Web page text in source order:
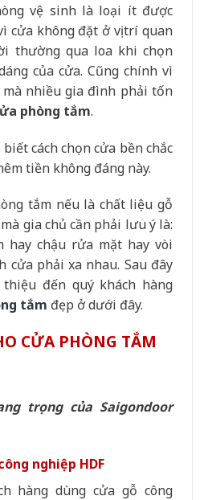
vệ sinh là loại ít được
cửa không đặt ở vị trí quan
thường qua loa khi chọn
của cửa. Cũng chính vì
nhiều gia đình phải tốn
phòng tắm.
cách chọn cửa bền chắc
tiền không đáng này.
tắm nếu là chất liệu gỗ
gia chủ cần phải lưu ý là:
hay chậu rửa mặt hay vòi
cửa phải xa nhau. Sau đây
đến quý khách hàng
tắm đẹp ở dưới đây.
CỬA PHÒNG TẮM
trọng của Saigondoor
nghiệp HDF
hàng dùng cửa gỗ công